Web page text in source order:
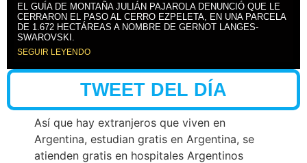
EL GUÍA DE MONTAÑA JULIÁN PAJAROLA DENUNCIÓ QUE LE
CERRARON EL PASO AL CERRO EZPELETA, EN UNA PARCELA
DE 1.672 HECTÁREAS A NOMBRE DE GERNOT LANGES-
SWAROVSKI.
SEGUIR LEYENDO
TWEET DEL DÍA
Así que hay extranjeros que viven en
Argentina, estudian gratis en Argentina, se
atienden gratis en hospitales Argentinos